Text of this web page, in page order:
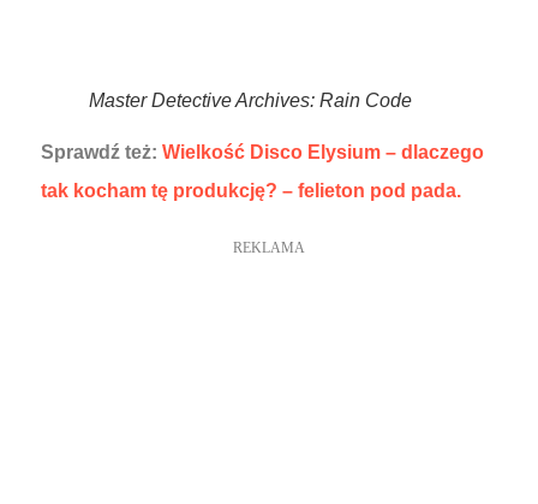
Master Detective Archives: Rain Code
Sprawdź też: Wielkość Disco Elysium – dlaczego
tak kocham tę produkcję? – felieton pod pada.
REKLAMA